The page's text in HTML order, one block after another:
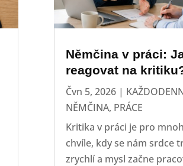
Němčina v práci:
reagovat na
Čvn 5, 2026|
NĚMČINA, PRÁCE
Kritika v práci je pro
chvíle, kdy se nám srdce
zrychlí a mysl začne